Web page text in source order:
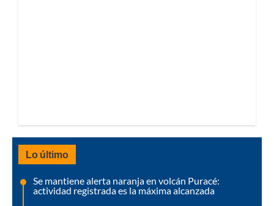
Lo último
Se mantiene alerta naranja en volcán Puracé:
actividad registrada es la máxima alcanzada